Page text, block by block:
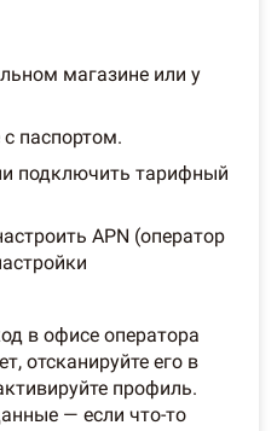
магазине или у
паспортом.
подключить тарифный
APN (оператор
в офисе оператора
отсканируйте его в
профиль.
— если что-то